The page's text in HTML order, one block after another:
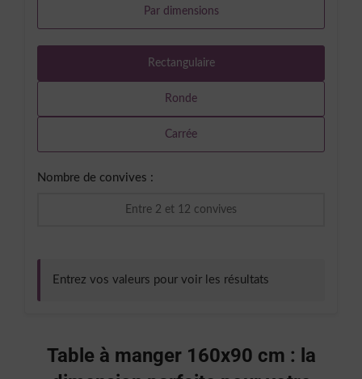
Par dimensions
Rectangulaire
Ronde
Carrée
Nombre de convives :
Entrez vos valeurs pour voir les résultats
Table à manger 160x90 cm : la